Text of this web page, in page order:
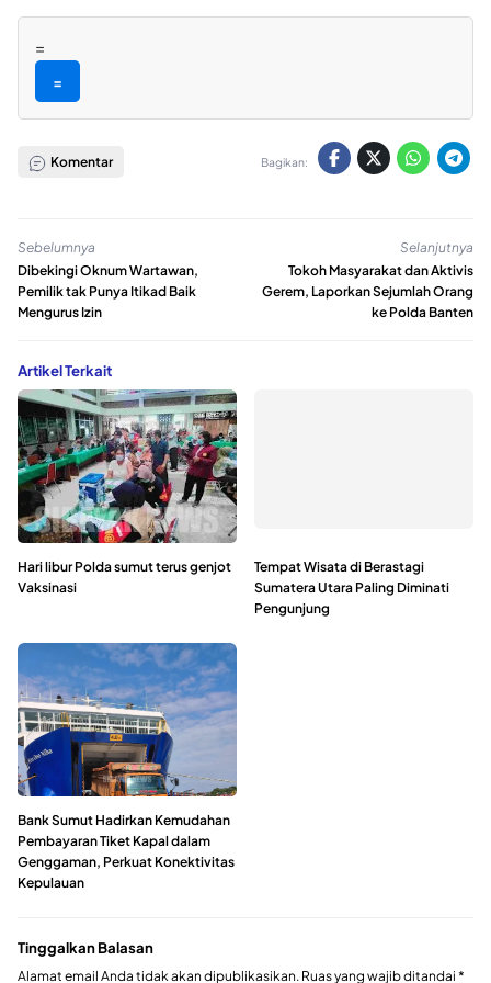
=
=
Komentar Bagikan:
Sebelumnya
Dibekingi Oknum Wartawan,
Pemilik tak Punya Itikad Baik
Mengurus Izin
Selanjutnya
Tokoh Masyarakat dan Aktivis
Gerem, Laporkan Sejumlah Orang
ke Polda Banten
Artikel Terkait
Hari libur Polda sumut terus genjot
Vaksinasi
Tempat Wisata di Berastagi
Sumatera Utara Paling Diminati
Pengunjung
Bank Sumut Hadirkan Kemudahan
Pembayaran Tiket Kapal dalam
Genggaman, Perkuat Konektivitas
Kepulauan
Tinggalkan Balasan
Alamat email Anda tidak akan dipublikasikan. Ruas yang wajib ditandai *